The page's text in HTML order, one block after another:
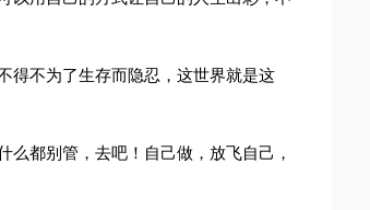
得不为了生存而隐忍，这世界就是这
都别管，去吧！自己做，放飞自己，